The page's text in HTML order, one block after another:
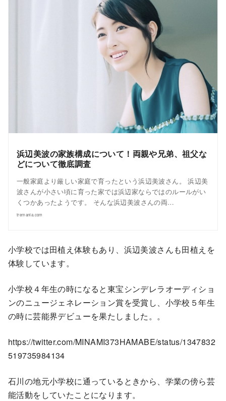
浜辺美波の家族構成について！両親や兄弟、祖父な
どについて徹底調査
一般家庭より厳しい家庭で育ったという浜辺美波さん。 浜辺美
波さんが小さい頃に育った家では浜辺家ならではのルールがい
くつかあったようです。 そんな浜辺美波さんの両…
tremania.com
小学校では田植え体験もあり、浜辺美波さんも田植えを
体験しています。
小学校４年生の時になると東宝シンデレラオーディショ
ンのニュージェネレーション賞を受賞し、小学校５年生
の時に芸能界デビューを果たしました。。
https://twitter.com/MINAMI373HAMABE/status/1347832
519735984134
石川の地元小学校に通っているときから、学業の傍ら芸
能活動をしていたことになります。